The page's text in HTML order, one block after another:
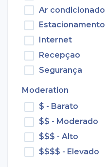
Ar condicionado
Estacionamento
Internet
Recepção
Segurança
Moderation
$ - Barato
$$ - Moderado
$$$ - Alto
$$$$ - Elevado